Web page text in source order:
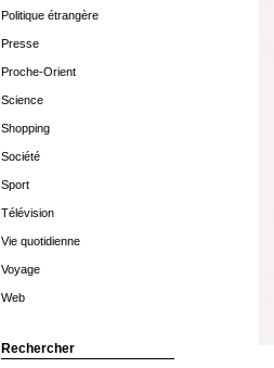
Politique étrangère
Presse
Proche-Orient
Science
Shopping
Société
Sport
Télévision
Vie quotidienne
Voyage
Web
Rechercher